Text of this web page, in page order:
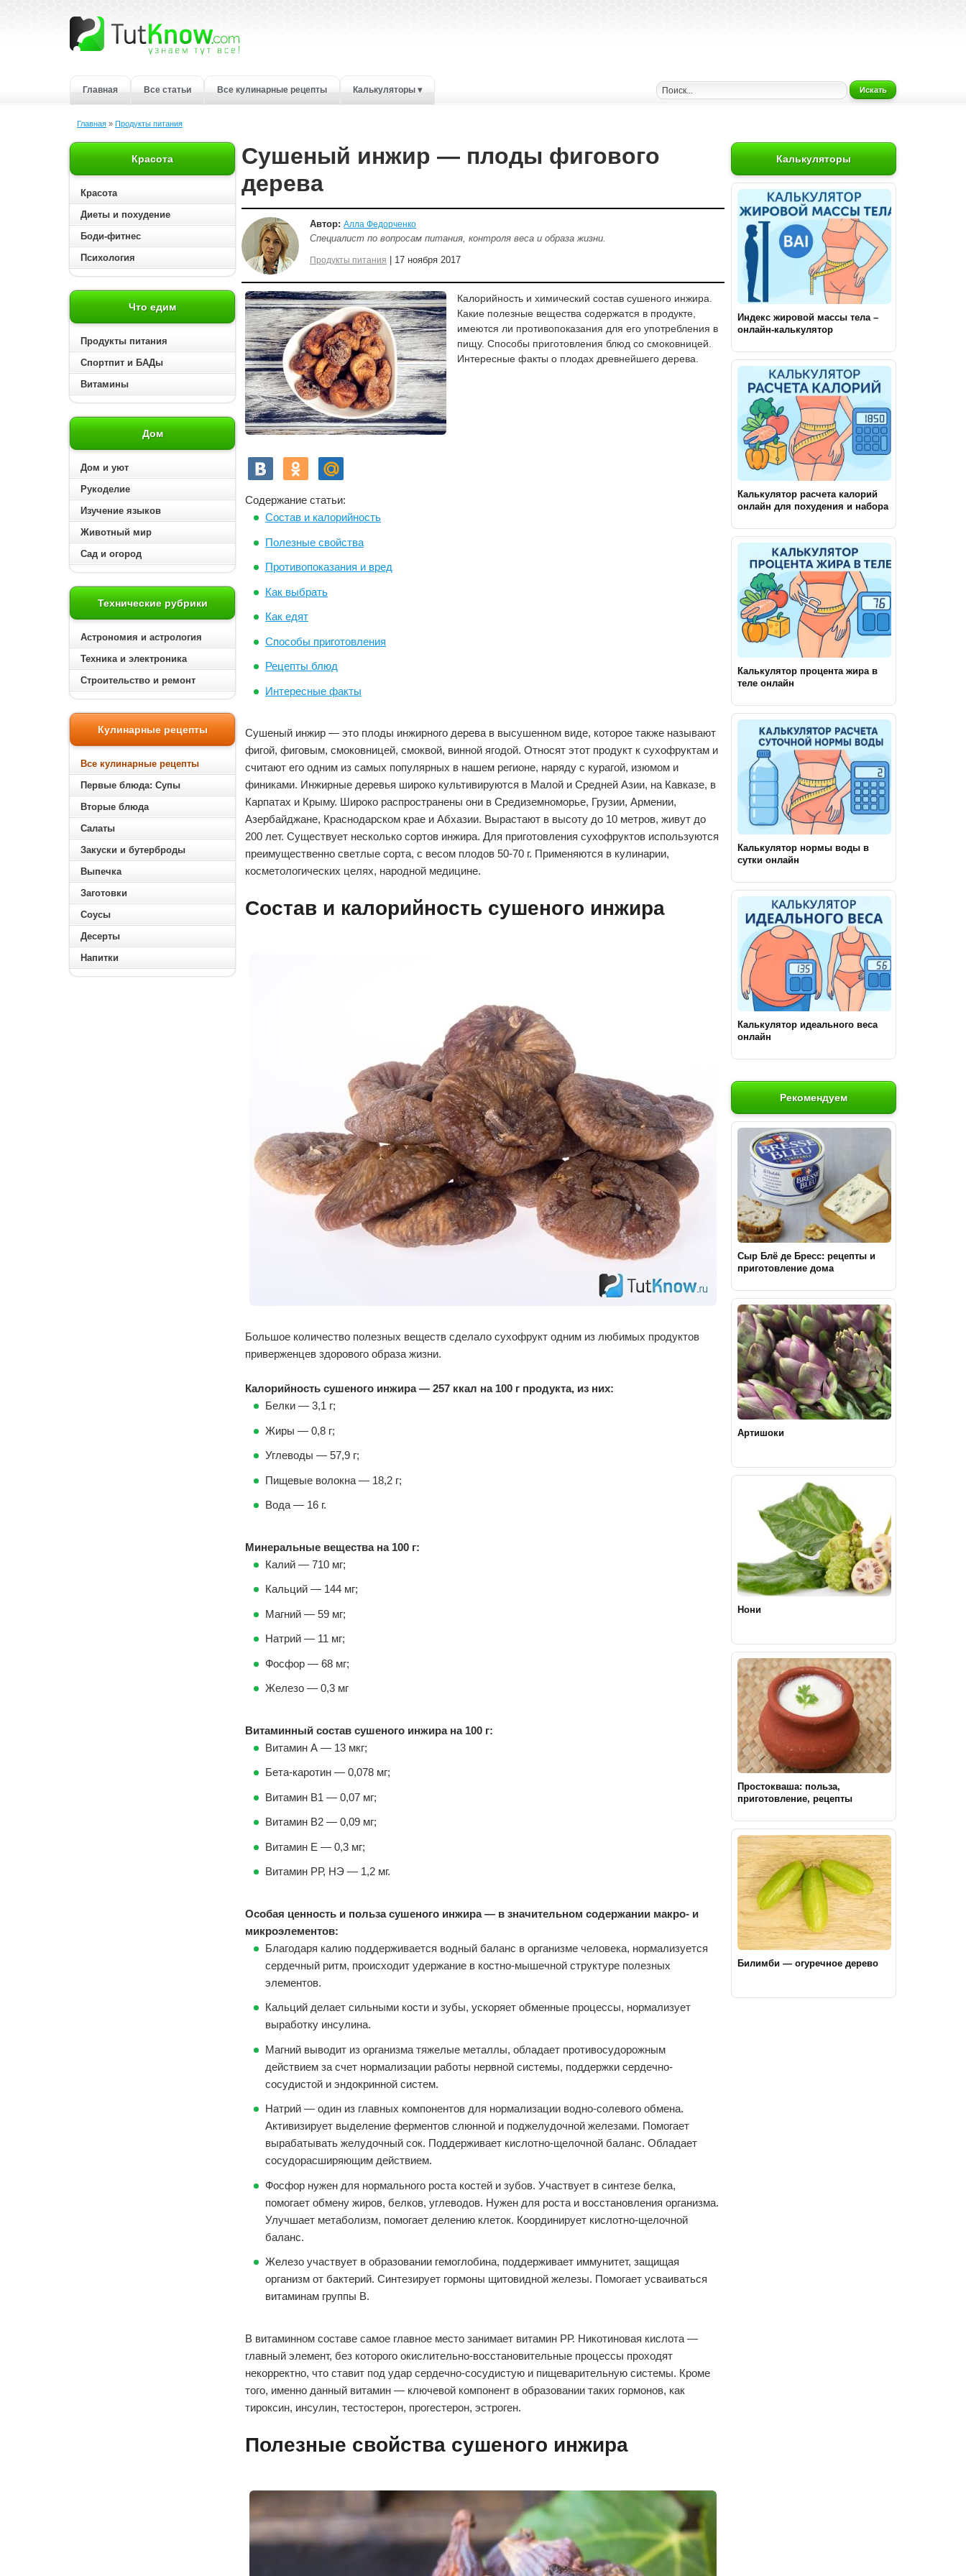
Главная Все статьи Все кулинарные рецепты Калькуляторы ▾ Искать
Главная » Продукты питания
Красота
Красота
Диеты и похудение
Боди-фитнес
Психология
Что едим
Продукты питания
Спортпит и БАДы
Витамины
Дом
Дом и уют
Рукоделие
Изучение языков
Животный мир
Сад и огород
Технические рубрики
Астрономия и астрология
Техника и электроника
Строительство и ремонт
Кулинарные рецепты
Все кулинарные рецепты
Первые блюда: Супы
Вторые блюда
Салаты
Закуски и бутерброды
Выпечка
Заготовки
Соусы
Десерты
Напитки
Калькуляторы
Индекс жировой массы тела –
онлайн-калькулятор
Калькулятор расчета калорий
онлайн для похудения и набора
Калькулятор процента жира в
теле онлайн
Калькулятор нормы воды в
сутки онлайн
Калькулятор идеального веса
онлайн
Рекомендуем
Сыр Блё де Бресс: рецепты и
приготовление дома
Артишоки
Нони
Простокваша: польза,
приготовление, рецепты
Билимби — огуречное дерево
Сушеный инжир — плоды фигового
дерева
Автор: Алла Федорченко
Специалист по вопросам питания, контроля веса и образа жизни.
Продукты питания | 17 ноября 2017
Калорийность и химический состав сушеного инжира.
Какие полезные вещества содержатся в продукте,
имеются ли противопоказания для его употребления в
пищу. Способы приготовления блюд со смоковницей.
Интересные факты о плодах древнейшего дерева.
Содержание статьи:
Состав и калорийность
Полезные свойства
Противопоказания и вред
Как выбрать
Как едят
Способы приготовления
Рецепты блюд
Интересные факты
Сушеный инжир — это плоды инжирного дерева в высушенном виде, которое также называют
фигой, фиговым, смоковницей, смоквой, винной ягодой. Относят этот продукт к сухофруктам и
считают его одним из самых популярных в нашем регионе, наряду с курагой, изюмом и
финиками. Инжирные деревья широко культивируются в Малой и Средней Азии, на Кавказе, в
Карпатах и Крыму. Широко распространены они в Средиземноморье, Грузии, Армении,
Азербайджане, Краснодарском крае и Абхазии. Вырастают в высоту до 10 метров, живут до
200 лет. Существует несколько сортов инжира. Для приготовления сухофруктов используются
преимущественно светлые сорта, с весом плодов 50-70 г. Применяются в кулинарии,
косметологических целях, народной медицине.
Состав и калорийность сушеного инжира
Большое количество полезных веществ сделало сухофрукт одним из любимых продуктов
приверженцев здорового образа жизни.
Калорийность сушеного инжира — 257 ккал на 100 г продукта, из них:
Белки — 3,1 г;
Жиры — 0,8 г;
Углеводы — 57,9 г;
Пищевые волокна — 18,2 г;
Вода — 16 г.
Минеральные вещества на 100 г:
Калий — 710 мг;
Кальций — 144 мг;
Магний — 59 мг;
Натрий — 11 мг;
Фосфор — 68 мг;
Железо — 0,3 мг
Витаминный состав сушеного инжира на 100 г:
Витамин А — 13 мкг;
Бета-каротин — 0,078 мг;
Витамин В1 — 0,07 мг;
Витамин В2 — 0,09 мг;
Витамин Е — 0,3 мг;
Витамин РР, НЭ — 1,2 мг.
Особая ценность и польза сушеного инжира — в значительном содержании макро- и
микроэлементов:
Благодаря калию поддерживается водный баланс в организме человека, нормализуется
сердечный ритм, происходит удержание в костно-мышечной структуре полезных
элементов.
Кальций делает сильными кости и зубы, ускоряет обменные процессы, нормализует
выработку инсулина.
Магний выводит из организма тяжелые металлы, обладает противосудорожным
действием за счет нормализации работы нервной системы, поддержки сердечно-
сосудистой и эндокринной систем.
Натрий — один из главных компонентов для нормализации водно-солевого обмена.
Активизирует выделение ферментов слюнной и поджелудочной железами. Помогает
вырабатывать желудочный сок. Поддерживает кислотно-щелочной баланс. Обладает
сосудорасширяющим действием.
Фосфор нужен для нормального роста костей и зубов. Участвует в синтезе белка,
помогает обмену жиров, белков, углеводов. Нужен для роста и восстановления организма.
Улучшает метаболизм, помогает делению клеток. Координирует кислотно-щелочной
баланс.
Железо участвует в образовании гемоглобина, поддерживает иммунитет, защищая
организм от бактерий. Синтезирует гормоны щитовидной железы. Помогает усваиваться
витаминам группы В.
В витаминном составе самое главное место занимает витамин РР. Никотиновая кислота —
главный элемент, без которого окислительно-восстановительные процессы проходят
некорректно, что ставит под удар сердечно-сосудистую и пищеварительную системы. Кроме
того, именно данный витамин — ключевой компонент в образовании таких гормонов, как
тироксин, инсулин, тестостерон, прогестерон, эстроген.
Полезные свойства сушеного инжира